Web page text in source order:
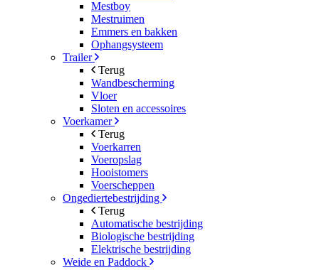
Mestboy
Mestruimen
Emmers en bakken
Ophangsysteem
Trailer
Terug
Wandbescherming
Vloer
Sloten en accessoires
Voerkamer
Terug
Voerkarren
Voeropslag
Hooistomers
Voerscheppen
Ongediertebestrijding
Terug
Automatische bestrijding
Biologische bestrijding
Elektrische bestrijding
Weide en Paddock